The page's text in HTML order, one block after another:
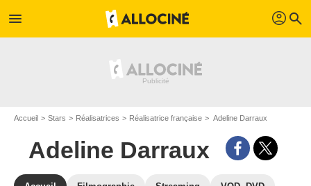
menu profil search
Accueil Stars Réalisatrices Réalisatrice française Adeline Darraux
Adeline Darraux